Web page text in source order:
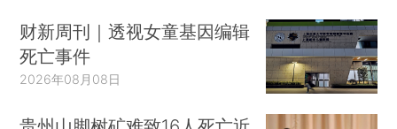
财新周刊｜透视女童基因编辑
死亡事件
2026年08月08日